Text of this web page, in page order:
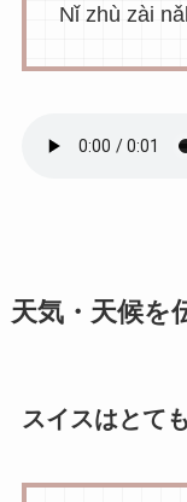
Nǐ zhù zài
天気・天候を
スイスはとて